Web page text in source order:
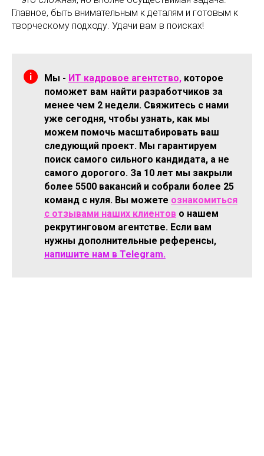
Главное, быть внимательным к деталям и готовым к
творческому подходу. Удачи вам в поисках!
Мы - ИТ кадровое агентство, которое
поможет вам найти разработчиков за
менее чем 2 недели. Свяжитесь с нами
уже сегодня, чтобы узнать, как мы
можем помочь масштабировать ваш
следующий проект. Мы гарантируем
поиск самого сильного кандидата, а не
самого дорогого. За 10 лет мы закрыли
более 5500 вакансий и собрали более 25
команд с нуля. Вы можете ознакомиться
с отзывами наших клиентов о нашем
рекрутинговом агентстве. Если вам
нужны дополнительные референсы,
напишите нам в Telegram.